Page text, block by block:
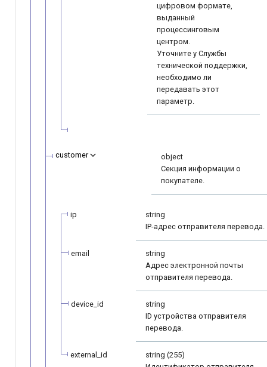
цифровом формате,
выданный
процессинговым
центром.
Уточните у Службы
технической поддержки,
необходимо ли
передавать этот
параметр.
customer
object
Секция информации о
покупателе.
ip
string
IP-адрес отправителя перевода.
email
string
Адрес электронной почты
отправителя перевода.
device_id
string
ID устройства отправителя
перевода.
external_id
string (255)